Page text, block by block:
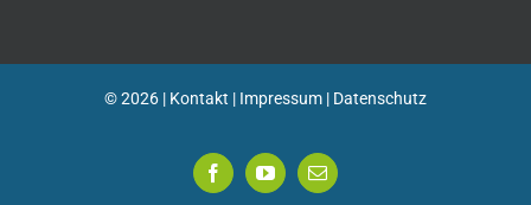
©2026 | Kontakt | Impressum | Datenschutz
FacebookYouTube
E-
Mail